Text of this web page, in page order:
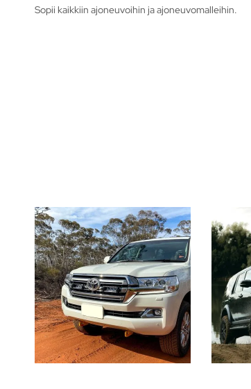
Sopii kaikkiin ajoneuvoihin ja ajoneuvomalleihin.